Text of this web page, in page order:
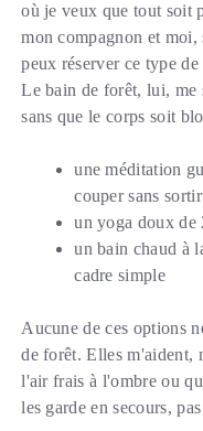
où je veux que tout soit
mon compagnon et moi,
peux réserver ce type
Le bain de forêt, lui, me
sans que le corps soit
une méditation
couper sans sortir
un yoga doux de
un bain chaud à
cadre simple
Aucune de ces options
de forêt. Elles m'aident,
l'air frais à l'ombre ou
les garde en secours,